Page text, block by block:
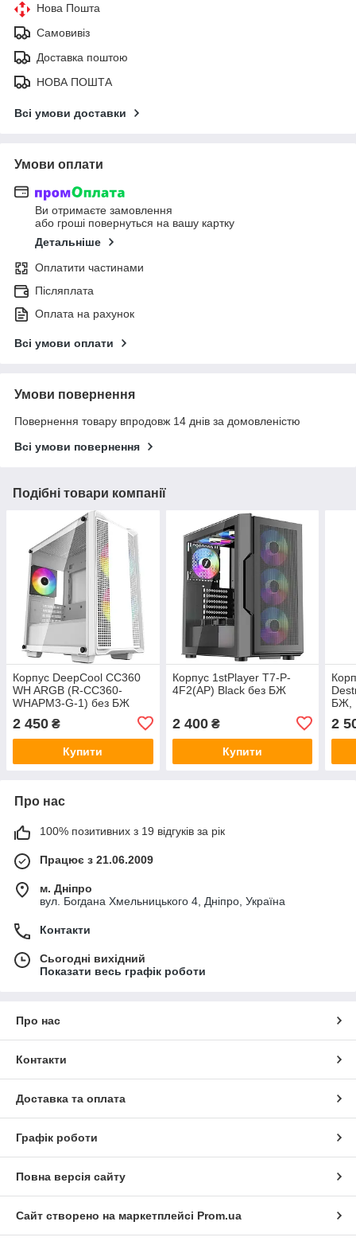
Нова Пошта
Самовивіз
Доставка поштою
НОВА ПОШТА
Всі умови доставки
Умови оплати
Ви отримаєте замовлення
або гроші повернуться на вашу картку
Детальніше
Оплатити частинами
Післяплата
Оплата на рахунок
Всі умови оплати
Умови повернення
Повернення товару впродовж 14 днів за домовленістю
Всі умови повернення
Подібні товари компанії
Корпус DeepCool CC360
WH ARGB (R-CC360-
WHAPM3-G-1) без БЖ
2 450 ₴
Купити
Корпус 1stPlayer T7-P-
4F2(AP) Black без БЖ
2 400₴
Купити
БЖ,
2
Про нас
100% позитивних з 19 відгуків за рік
Працює з 21.06.2009
м. Дніпро
вул. Богдана Хмельницького 4, Дніпро, Україна
Контакти
Сьогодні вихідний
Показати весь графік роботи
Про нас
Контакти
Доставка та оплата
Графік роботи
Повна версія сайту
Сайт створено на маркетплейсі Prom.ua